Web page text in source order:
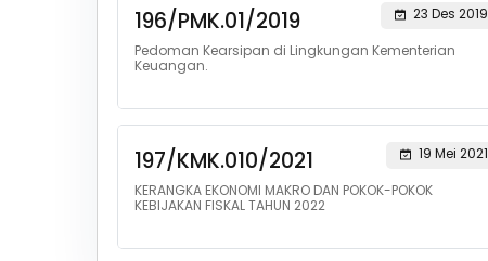
196/PMK.01/2019
23 Des 2019
Pedoman Kearsipan di Lingkungan Kementerian
Keuangan.
197/KMK.010/2021
19 Mei 2021
KERANGKA EKONOMI MAKRO DAN POKOK-POKOK
KEBIJAKAN FISKAL TAHUN 2022